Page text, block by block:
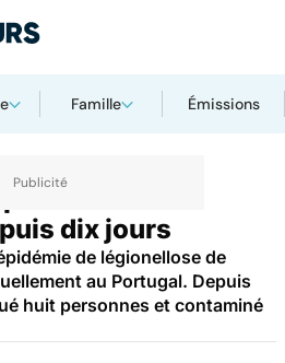
Famille Émissions
infectieuses
de
dix jours
de légionellose de
au Portugal. Depuis
huit personnes et contaminé